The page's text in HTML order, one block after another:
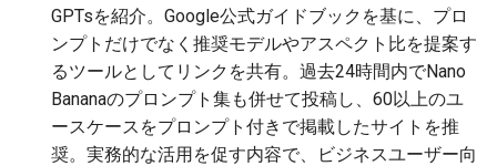
2026-06-15
2026-06-14
2026-06-13
2025-11-30
2025-11-29
2025-11-28
2026-06-15
2026-06-14
2026-06-13
2025-11-30
2025-11-29
2025-11-28
2026-06-12
2026-06-11
2026-06-10
2026-06-13
2026-06-12
2026-06-11
2025-11-30
2025-11-29
2025-11-28
2026-06-15
2026-06-14
2026-06-13
2026-06-09
2026-06-08
2026-06-07
GPTsを紹介。Google公式ガイドブックを基に、プロ
ンプトだけでなく推奨モデルやアスペクト比を提案す
るツールとしてリンクを共有。過去24時間内でNano
Bananaのプロンプト集も併せて投稿し、60以上のユ
ースケースをプロンプト付きで掲載したサイトを推
奨。実務的な活用を促す内容で、ビジネスユーザー向